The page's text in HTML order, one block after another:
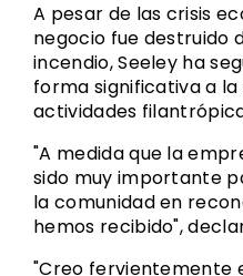
A pesar de las crisis
negocio fue destruido
incendio, Seeley ha
forma significativa a
actividades
"A medida que la
sido muy importante
la comunidad en
hemos recibido",
"Creo fervientemente